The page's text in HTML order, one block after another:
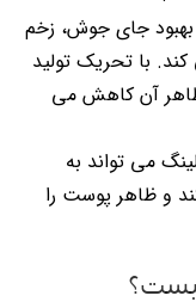
جای جوش، زخم
با تحریک تولید
آن کاهش می
می تواند به
و ظاهر پوست را